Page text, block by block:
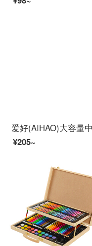
¥205~